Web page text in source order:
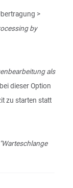
>
by
als
dieser Option
zu starten statt
"Warteschlange